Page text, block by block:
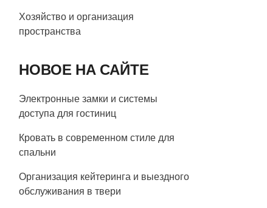
Хозяйство и организация
пространства
НОВОЕ НА САЙТЕ
Электронные замки и системы
доступа для гостиниц
Кровать в современном стиле для
спальни
Организация кейтеринга и выездного
обслуживания в твери